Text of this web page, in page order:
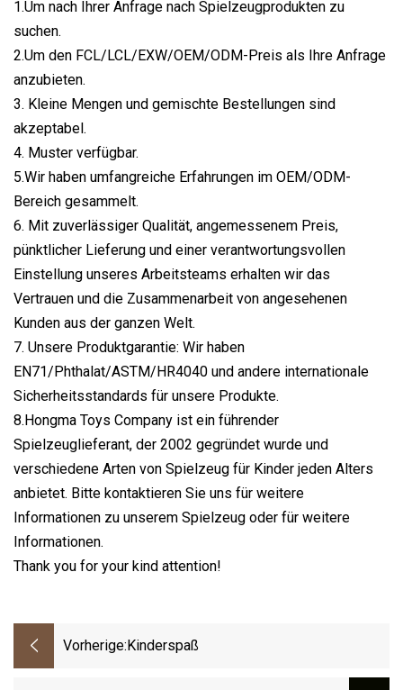
1.Um nach Ihrer Anfrage nach Spielzeugprodukten zu
suchen.
2.Um den FCL/LCL/EXW/OEM/ODM-Preis als Ihre Anfrage
anzubieten.
3. Kleine Mengen und gemischte Bestellungen sind
akzeptabel.
4. Muster verfügbar.
5.Wir haben umfangreiche Erfahrungen im OEM/ODM-
Bereich gesammelt.
6. Mit zuverlässiger Qualität, angemessenem Preis,
pünktlicher Lieferung und einer verantwortungsvollen
Einstellung unseres Arbeitsteams erhalten wir das
Vertrauen und die Zusammenarbeit von angesehenen
Kunden aus der ganzen Welt.
7. Unsere Produktgarantie: Wir haben
EN71/Phthalat/ASTM/HR4040 und andere internationale
Sicherheitsstandards für unsere Produkte.
8.Hongma Toys Company ist ein führender
Spielzeuglieferant, der 2002 gegründet wurde und
verschiedene Arten von Spielzeug für Kinder jeden Alters
anbietet. Bitte kontaktieren Sie uns für weitere
Informationen zu unserem Spielzeug oder für weitere
Informationen.
Thank you for your kind attention!
Vorherige: Kinderspaß